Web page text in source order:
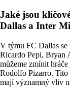
Jaké jsou
Dallas a Inter
V týmu FC Dallas se
Ricardo Pepi, Bryan
můžeme zmínit
Rodolfo Pizarro.
mají významný vliv